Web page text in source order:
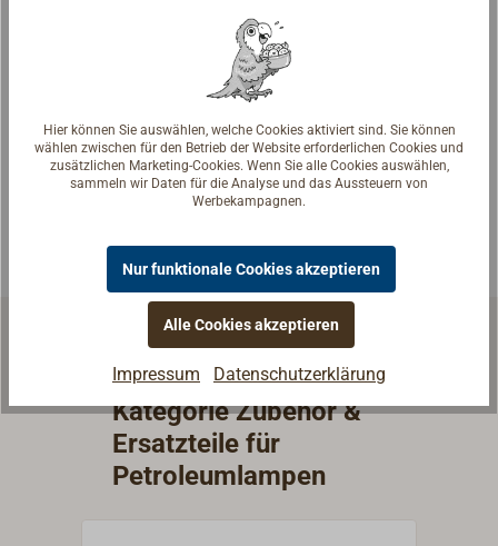
Fragen zum Artikel?
Reden Sie mit Handwerkern, Bootsbauern und
Seglerinnen. Wir verstehen Ihre Fragen und geben die
passende Antwort.
Experten kontaktieren
Weitere Artikel aus der
Kategorie Zubehör &
Ersatzteile für
Petroleumlampen
Hier können Sie auswählen, welche Cookies aktiviert sind. Sie können
wählen zwischen für den Betrieb der Website erforderlichen Cookies und
zusätzlichen Marketing-Cookies. Wenn Sie alle Cookies auswählen,
sammeln wir Daten für die Analyse und das Aussteuern von
Werbekampagnen.
Nur funktionale Cookies akzeptieren
Alle Cookies akzeptieren
Impressum Datenschutzerklärung